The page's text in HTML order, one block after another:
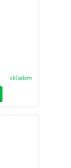
skladom